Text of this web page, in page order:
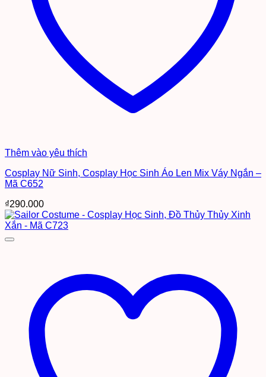
Thêm vào yêu thích
Cosplay Nữ Sinh, Cosplay Học Sinh Áo Len Mix Váy Ngắn –
Mã C652
₫290.000